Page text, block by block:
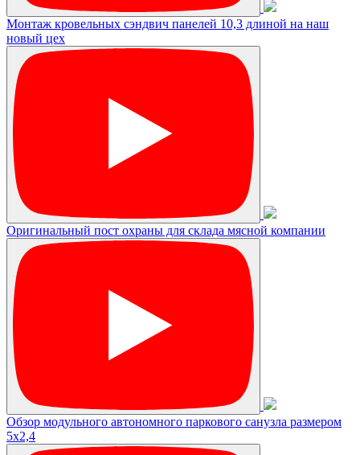
Монтаж кровельных сэндвич панелей 10,3 длиной на наш
новый цех
Оригинальный пост охраны для склада мясной компании
Обзор модульного автономного паркового санузла размером
5х2,4